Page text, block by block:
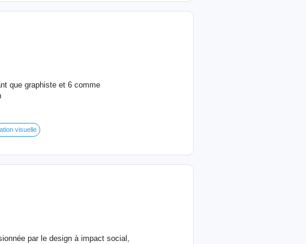
que graphiste et 6 comme
visuelle
par le design à impact social,